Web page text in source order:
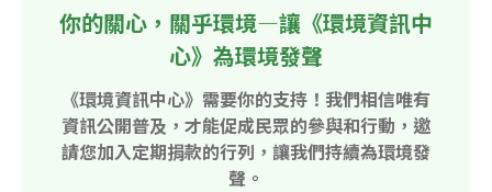
你的關心，關乎環境—讓《環境資訊中
心》為環境發聲
《環境資訊中心》需要你的支持！我們相信唯有
資訊公開普及，才能促成民眾的參與和行動，邀
請您加入定期捐款的行列，讓我們持續為環境發
聲。